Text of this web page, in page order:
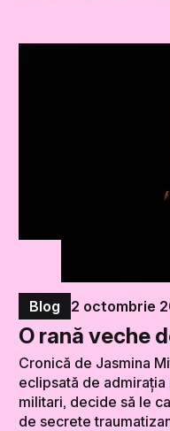
Blog 2 octombrie
O rană veche
Cronică de Jasmina
eclipsată de
militari, decide să le
de secrete